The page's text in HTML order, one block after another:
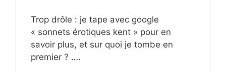
Trop drôle : je tape avec google
« sonnets érotiques kent » pour en
savoir plus, et sur quoi je tombe en
premier ? ….